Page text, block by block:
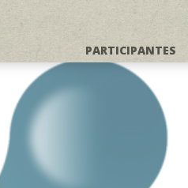
PARTICIPANTES